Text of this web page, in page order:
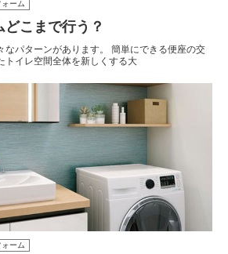
ーム
どこまで行う？
なパターンがあります。 簡単にできる便座の交
トイレ空間全体を新しくする大
ーム